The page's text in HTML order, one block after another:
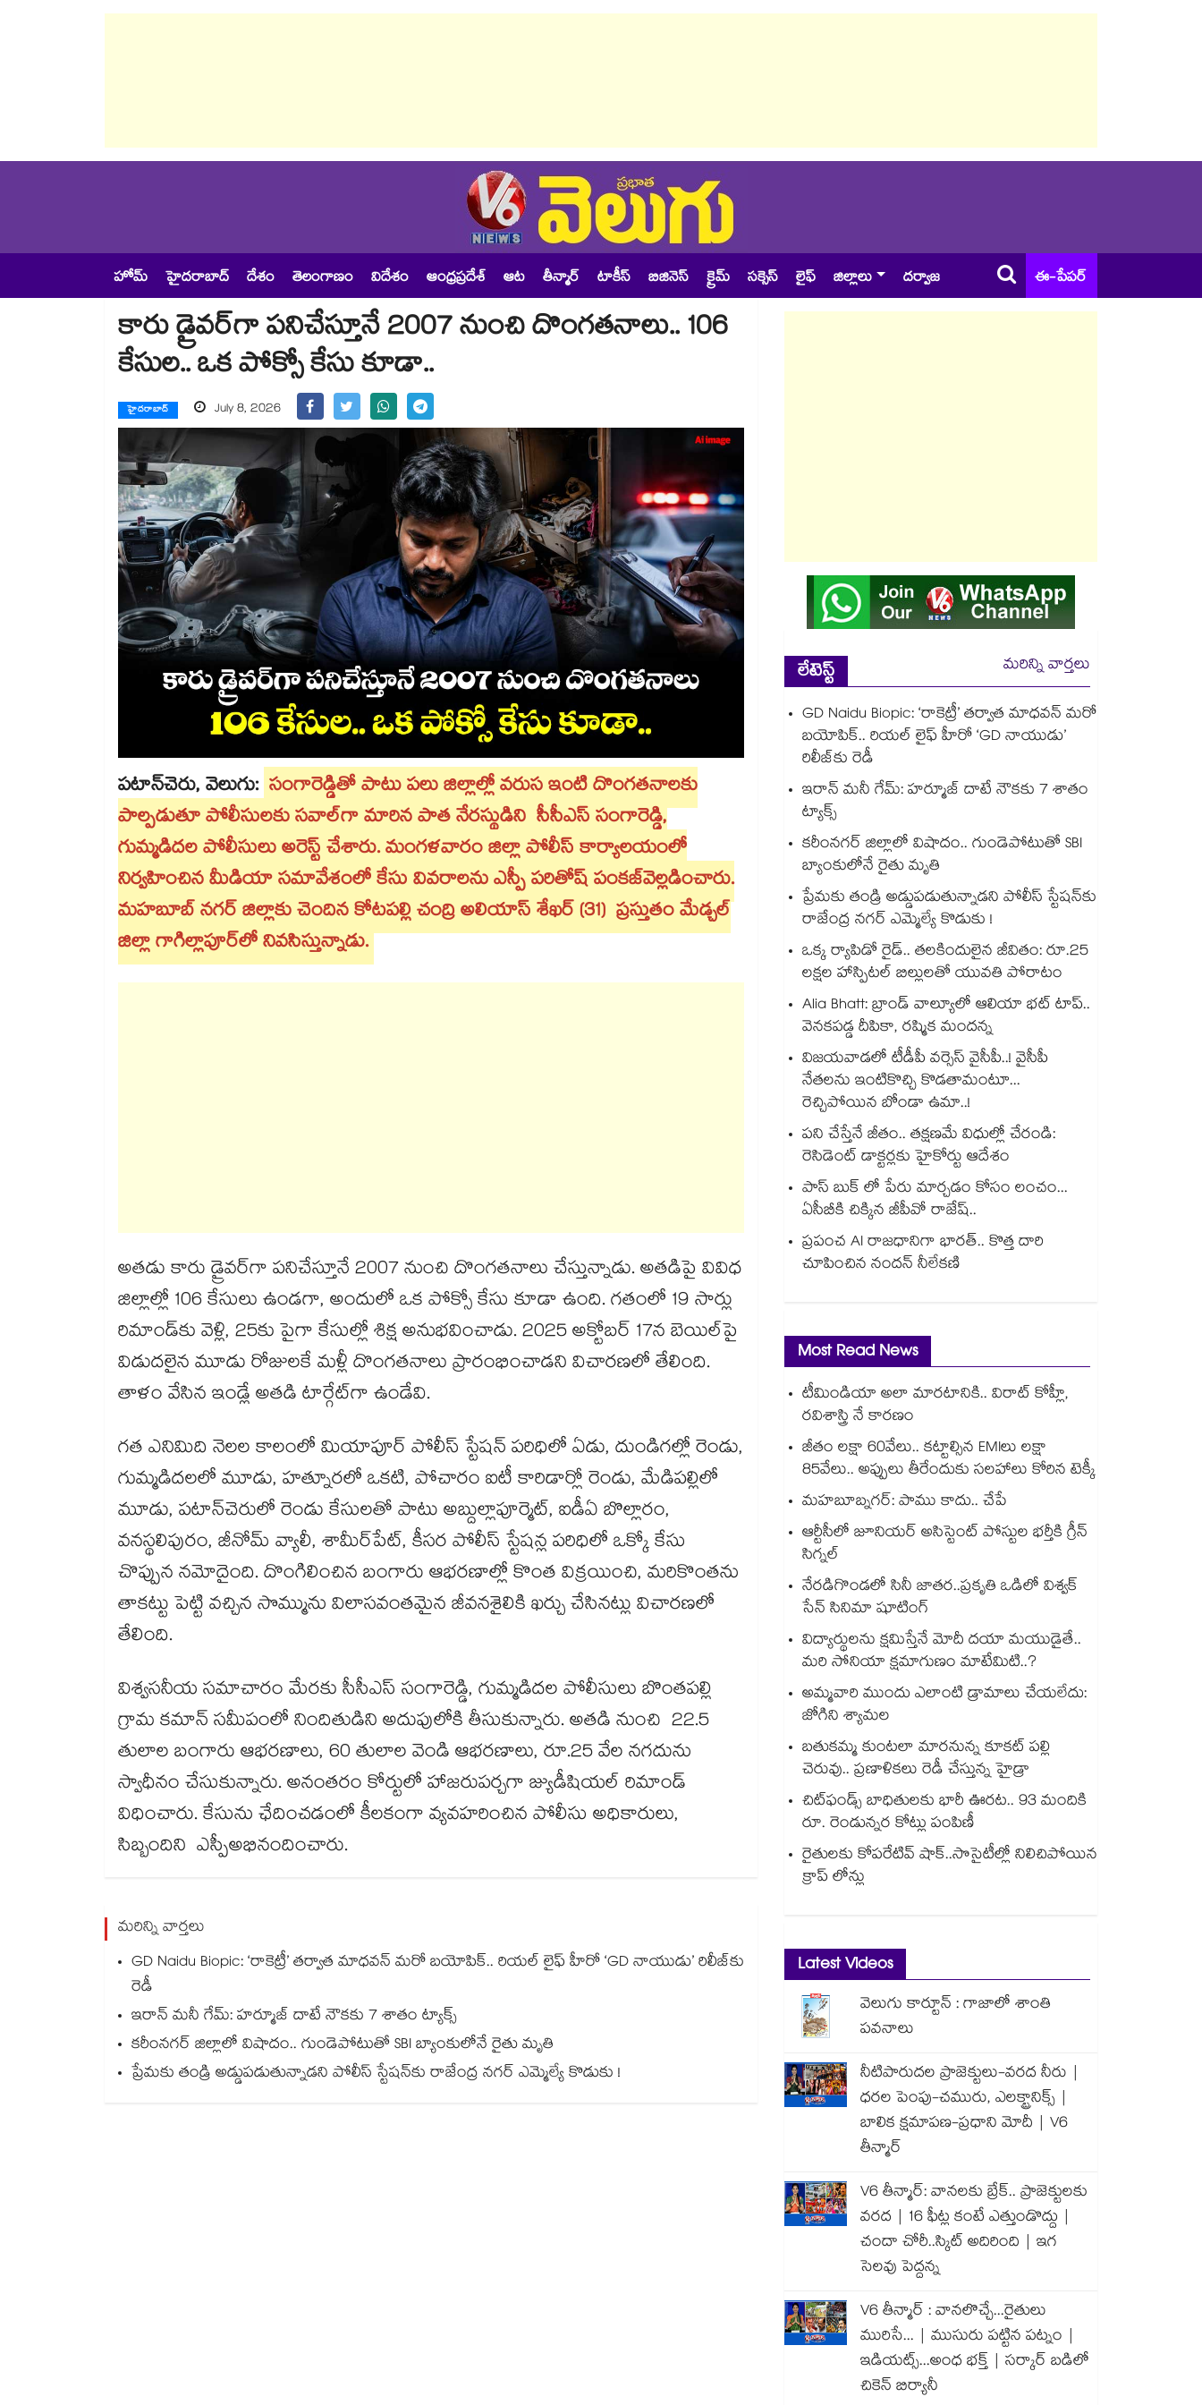
హోమ్ హైదరాబాద్ దేశం తెలంగాణం విదేశం ఆంధ్రప్రదేశ్ ఆట తీన్మార్ టాకీస్ బిజినెస్ క్రైమ్ సక్సెస్ లైఫ్ జిల్లాలు దర్వాజ ఈ-పేపర్
కారు డ్రైవర్‌‌‌‌‌‌‌‌‌‌‌‌‌‌‌‌‌‌‌‌‌‌‌‌‌‌‌‌‌‌‌‌గా పనిచేస్తూనే 2007 నుంచి దొంగతనాలు.. 106
కేసుల.. ఒక పోక్సో కేసు కూడా..
హైదరాబాద్ July 8, 2026
పటాన్​చెరు, వెలుగు: సంగారెడ్డితో పాటు పలు జిల్లాల్లో వరుస ఇంటి దొంగతనాలకు
పాల్పడుతూ పోలీసులకు సవాల్‌‌‌‌‌‌‌‌‌‌‌‌‌‌‌‌‌‌‌‌‌‌‌‌‌‌‌‌‌‌‌‌గా మారిన పాత నేరస్థుడిని సీసీఎస్ సంగారెడ్డి,
గుమ్మడిదల పోలీసులు అరెస్ట్ చేశారు. మంగళవారం జిల్లా పోలీస్​ కార్యాలయంలో
నిర్వహించిన మీడియా సమావేశంలో కేసు వివరాలను ఎస్పీ పరితోష్​ పంకజ్​వెల్లడించారు.
మహబూబ్ నగర్ జిల్లాకు చెందిన కోటపల్లి చంద్రి అలియాస్ శేఖర్ (31) ప్రస్తుతం మేడ్చల్
జిల్లా గాగిల్లాపూర్‌‌‌‌‌‌‌‌‌‌‌‌‌‌‌‌‌‌‌‌‌‌‌‌‌‌‌‌‌‌‌‌లో నివసిస్తున్నాడు.
అతడు కారు డ్రైవర్‌‌‌‌‌‌‌‌‌‌‌‌‌‌‌‌‌‌‌‌‌‌‌‌‌‌‌‌‌‌‌‌గా పనిచేస్తూనే 2007 నుంచి దొంగతనాలు చేస్తున్నాడు. అతడిపై వివిధ
జిల్లాల్లో 106 కేసులు ఉండగా, అందులో ఒక పోక్సో కేసు కూడా ఉంది. గతంలో 19 సార్లు
రిమాండ్‌‌‌‌‌‌‌‌‌‌‌‌‌‌‌‌‌‌‌‌‌‌‌‌‌‌‌‌‌‌‌‌కు వెళ్లి, 25కు పైగా కేసుల్లో శిక్ష అనుభవించాడు. 2025 అక్టోబర్ 17న బెయిల్‌‌‌‌‌‌‌‌‌‌‌‌‌‌‌‌‌‌‌‌‌‌‌‌‌‌‌‌‌‌‌‌పై
విడుదలైన మూడు రోజులకే మళ్లీ దొంగతనాలు ప్రారంభించాడని విచారణలో తేలింది.
తాళం వేసిన ఇండ్లే అతడి టార్గేట్​గా ఉండేవి.
గత ఎనిమిది నెలల కాలంలో మియాపూర్ పోలీస్ స్టేషన్ పరిధిలో ఏడు, దుండిగల్లో రెండు,
గుమ్మడిదలలో మూడు, హత్నూరలో ఒకటి, పోచారం ఐటీ కారిడార్లో రెండు, మేడిపల్లిలో
మూడు, పటాన్​చెరులో రెండు కేసులతో పాటు అబ్దుల్లాపూర్మెట్, ఐడీఏ బొల్లారం,
వనస్థలిపురం, జీనోమ్ వ్యాలీ, శామీర్​పేట్, కీసర పోలీస్ స్టేషన్ల పరిధిలో ఒక్కో కేసు
చొప్పున నమోదైంది. దొంగిలించిన బంగారు ఆభరణాల్లో కొంత విక్రయించి, మరికొంతను
తాకట్టు పెట్టి వచ్చిన సొమ్మును విలాసవంతమైన జీవనశైలికి ఖర్చు చేసినట్లు విచారణలో
తేలింది.
విశ్వసనీయ సమాచారం మేరకు సీసీఎస్ సంగారెడ్డి, గుమ్మడిదల పోలీసులు బొంతపల్లి
గ్రామ కమాన్ సమీపంలో నిందితుడిని అదుపులోకి తీసుకున్నారు. అతడి నుంచి 22.5
తులాల బంగారు ఆభరణాలు, 60 తులాల వెండి ఆభరణాలు, రూ.25 వేల నగదును
స్వాధీనం చేసుకున్నారు. అనంతరం కోర్టులో హాజరుపర్చగా జ్యుడీషియల్ రిమాండ్
విధించారు. కేసును ఛేదించడంలో కీలకంగా వ్యవహరించిన పోలీసు అధికారులు,
సిబ్బందిని ఎస్పీఅభినందించారు.
మరిన్ని వార్తలు
GD Naidu Biopic: ‘రాకెట్రీ’ తర్వాత మాధవన్ మరో బయోపిక్.. రియల్ లైఫ్ హీరో ‘GD నాయుడు’ రిలీజ్⁬కు
రెడీ
ఇరాన్ మనీ గేమ్: హర్మూజ్ దాటే నౌకకు 7 శాతం ట్యాక్స్
కరీంనగర్ జిల్లాలో విషాదం.. గుండెపోటుతో SBI బ్యాంకులోనే రైతు మృతి
ప్రేమకు తండ్రి అడ్డుపడుతున్నాడని పోలీస్ స్టేషన్⁪కు రాజేంద్ర నగర్ ఎమ్మెల్యే కొడుకు !
లేటెస్ట్
మరిన్ని వార్తలు
GD Naidu Biopic: ‘రాకెట్రీ’ తర్వాత మాధవన్ మరో
బయోపిక్.. రియల్ లైఫ్ హీరో ‘GD నాయుడు’
రిలీజ్⁬కు రెడీ
ఇరాన్ మనీ గేమ్: హర్మూజ్ దాటే నౌకకు 7 శాతం
ట్యాక్స్
కరీంనగర్ జిల్లాలో విషాదం.. గుండెపోటుతో SBI
బ్యాంకులోనే రైతు మృతి
ప్రేమకు తండ్రి అడ్డుపడుతున్నాడని పోలీస్ స్టేషన్⁪కు
రాజేంద్ర నగర్ ఎమ్మెల్యే కొడుకు !
ఒక్క ర్యాపిడో రైడ్.. తలకిందులైన జీవితం: రూ.25
లక్షల హాస్పిటల్ బిల్లులతో యువతి పోరాటం
Alia Bhatt: బ్రాండ్ వాల్యూలో ఆలియా భట్ టాప్..
వెనకపడ్డ దీపికా, రష్మిక మందన్న
విజయవాడలో టీడీపీ వర్సెస్ వైసీపీ..! వైసీపీ
నేతలను ఇంటికొచ్చి కొడతామంటూ...
రెచ్చిపోయిన బోండా ఉమా..!
పని చేస్తేనే జీతం.. తక్షణమే విధుల్లో చేరండి:
రెసిడెంట్ డాక్టర్లకు హైకోర్టు ఆదేశం
పాస్ బుక్ లో పేరు మార్చడం కోసం లంచం...
ఏసీబీకి చిక్కిన జీపీవో రాజేష్..
ప్రపంచ AI రాజధానిగా భారత్.. కొత్త దారి
చూపించిన నందన్ నీలేకణి
Most Read News
టీమిండియా అలా మారటానికి.. విరాట్ కోహ్లీ,
రవిశాస్త్రి నే కారణం
జీతం లక్షా 60వేలు.. కట్టాల్సిన EMIలు లక్షా
85వేలు.. అప్పులు తీరేందుకు సలహాలు కోరిన టెక్కీ
మహబూబ్నగర్: పాము కాదు.. చేపే
ఆర్టీసీలో జూనియర్ అసిస్టెంట్‌‌ పోస్టుల భర్తీకి గ్రీన్‌‌
సిగ్నల్
నేరడిగొండలో సినీ జాతర..ప్రకృతి ఒడిలో విశ్వక్
సేన్ సినిమా షూటింగ్
విద్యార్థులను క్షమిస్తేనే మోదీ దయా మయుడైతే..
మరి సోనియా క్షమాగుణం మాటేమిటి..?
అమ్మవారి ముందు ఎలాంటి డ్రామాలు చేయలేదు:
జోగిని శ్యామల
బతుకమ్మ కుంటలా మారనున్న కూకట్ పల్లి
చెరువు.. ప్రణాళికలు రెడీ చేస్తున్న హైడ్రా
చిట్‌ఫండ్స్ బాధితులకు భారీ ఊరట.. 93 మందికి
రూ. రెండున్నర కోట్లు పంపిణీ
రైతులకు కోపరేటివ్ షాక్..సొసైటీల్లో నిలిచిపోయిన
క్రాప్ లోన్లు
Latest Videos
వెలుగు కార్టూన్ : గాజాలో శాంతి
పవనాలు
నీటిపారుదల ప్రాజెక్టులు-వరద నీరు |
ధరల పెంపు-చమురు, ఎలక్ట్రానిక్స్ |
బాలిక క్షమాపణ-ప్రధాని మోదీ | V6
తీన్మార్
V6 తీన్మార్: వానలకు బ్రేక్.. ప్రాజెక్టులకు
వరద | 16 ఫీట్ల కంటే ఎత్తుండొద్దు |
చందా చోరీ..స్కిట్ అదిరింది | ఇగ
సెలవు పెద్దన్న
V6 తీన్మార్ : వానలొచ్చే...రైతులు
మురిసే... | ముసురు పట్టిన పట్నం |
ఇడియట్స్...అంధ భక్త్ | సర్కార్ బడిలో
చికెన్ బిర్యానీ